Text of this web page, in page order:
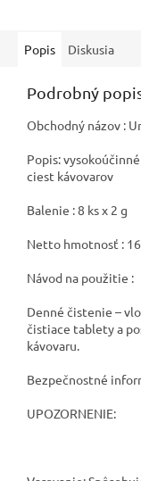
Popis Diskusia
Podrobný
Obchodný názov :
Popis:
ciest kávovarov
Balenie : 8 ks x 2 g
Netto hmotnosť :
Návod na použitie :
Denné čistenie –
čistiace tablety a
kávovaru.
Bezpečnostné
UPOZORNENIE: